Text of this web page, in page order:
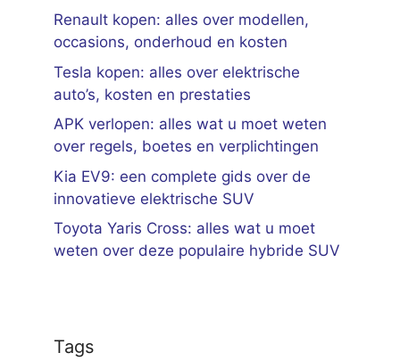
Renault kopen: alles over modellen,
occasions, onderhoud en kosten
Tesla kopen: alles over elektrische
auto’s, kosten en prestaties
APK verlopen: alles wat u moet weten
over regels, boetes en verplichtingen
Kia EV9: een complete gids over de
innovatieve elektrische SUV
Toyota Yaris Cross: alles wat u moet
weten over deze populaire hybride SUV
Tags